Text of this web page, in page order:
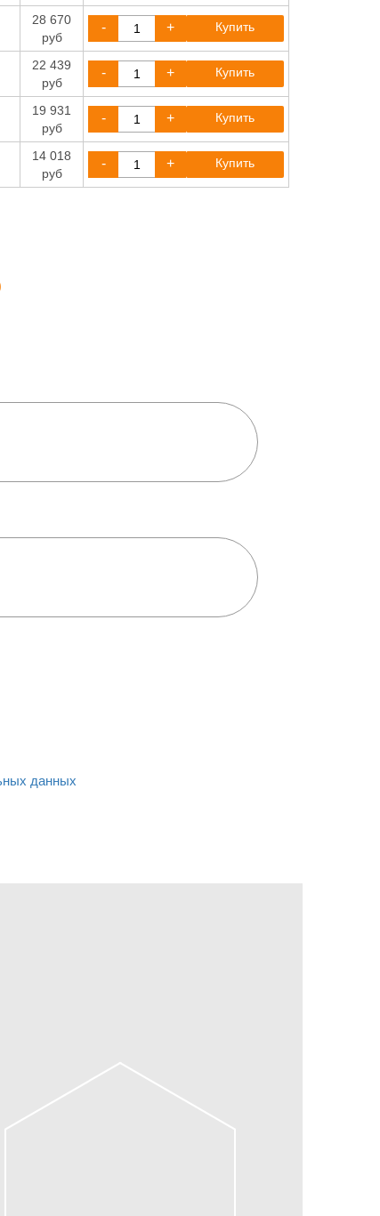
28 670
руб
- + Купить
22 439
руб
- + Купить
19 931
руб
- + Купить
14 018
руб
- + Купить
данных